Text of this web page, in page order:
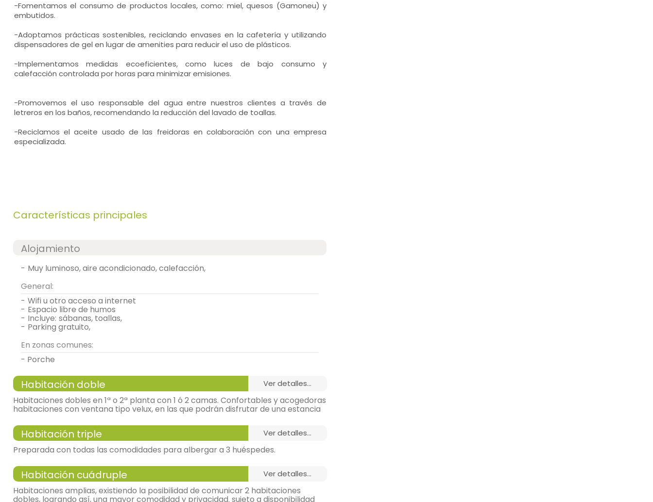
-Fomentamos el consumo de productos locales, como: miel, quesos (Gamoneu) y
embutidos.
-Adoptamos prácticas sostenibles, reciclando envases en la cafetería y utilizando
dispensadores de gel en lugar de amenities para reducir el uso de plásticos.
-Implementamos medidas ecoeficientes, como luces de bajo consumo y
calefacción controlada por horas para minimizar emisiones.
-Promovemos el uso responsable del agua entre nuestros clientes a través de
letreros en los baños, recomendando la reducción del lavado de toallas.
-Reciclamos el aceite usado de las freidoras en colaboración con una empresa
especializada.
Características principales
Alojamiento
-
muy luminoso, aire acondicionado, calefacción,
General:
-
wifi u otro acceso a internet
- espacio libre de humos
- incluye: sábanas, toallas,
-
parking gratuito,
En zonas comunes:
- Porche
Habitación doble ver detalles...
Habitaciones dobles en 1ª o 2ª planta con 1 ó 2 camas. Confortables y acogedoras
habitaciones con ventana tipo velux, en las que podrán disfrutar de una estancia
habitación doble
- cama individual = 2 (90x180 cm.)
TV,
calefacción por radiadores,
mesa de estudio,
Habitación triple ver detalles...
Preparada con todas las comodidades para albergar a 3 huéspedes.
habitación con tres camas
Habitación cuádruple ver detalles...
Habitaciones amplias, existiendo la posibilidad de comunicar 2 habitaciones
dobles, logrando así, una mayor comodidad y privacidad. sujeto a disponibilidad